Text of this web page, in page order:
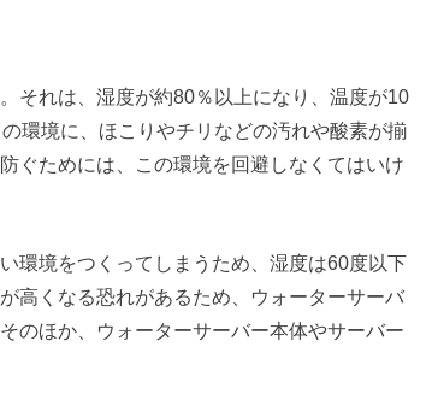
それは、湿度が約80％以上になり、温度が10
環境に、ほこりやチリなどの汚れや酸素が揃
ぐためには、この環境を回避しなくてはいけ
環境をつくってしまうため、湿度は60度以下
高くなる恐れがあるため、ウォーターサーバ
のほか、ウォーターサーバー本体やサーバー